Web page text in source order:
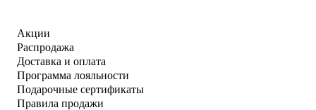
Акции
Распродажа
Доставка и оплата
Программа лояльности
Подарочные сертификаты
Правила продажи